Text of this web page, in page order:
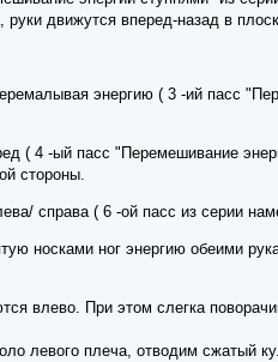
движутся вперед-назад в
энергию ( 3 -ий пасс
( 4 -ый пасс "Перемешивание
стороны.
справа ( 6 -ой пасс из серии
носками ног энергию обеими
влево. При этом слегка
левого плеча, отводим сжатый